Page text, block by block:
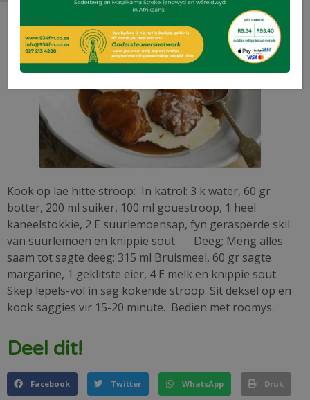
Kook op lae hitte stroop: In katrol: 3 k water, 60 gr
botter, 200 ml suiker, 100 ml gouestroop, 1 heel
kaneelstokkie, 2 E suurlemoensap, fyn gerasperde skil
van suurlemoen en knippie sout. Deeg; Meng alles
saam tot sagte deeg: 315 ml Bruismeel, 60 gr sagte
margarine, 1 geklitste eier, 4 E melk en knippie sout.
Skep lepels-vol in sag kokende stroop. Sit deksel op en
kook saggies vir 15-20 minute. Bedien met roomys.
Deel dit!
Facebook Twitter WhatsApp Druk